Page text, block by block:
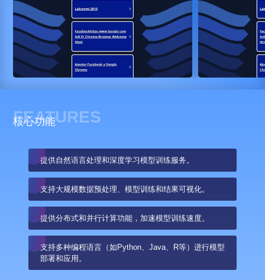
FEATURES
核心功能
提供自然语言处理和深度学习模型训练服务。
支持大规模数据预处理、模型训练和结果可视化。
提供分布式和并行计算功能，加速模型训练速度。
支持多种编程语言（如Python、Java、R等）进行模型
部署和应用。